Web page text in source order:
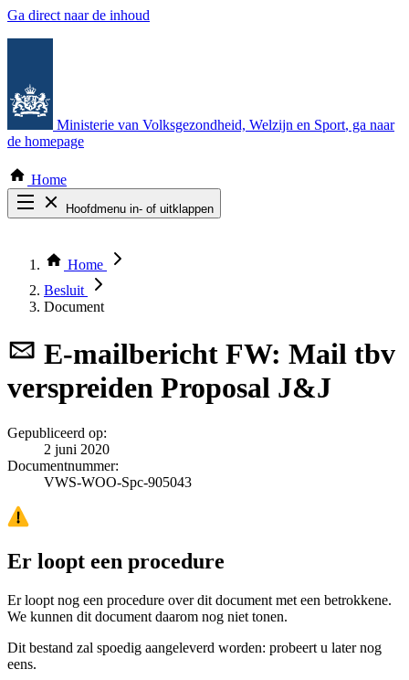
Ga direct naar de inhoud
Ministerie van Volksgezondheid, Welzijn en Sport, ga naar
de homepage
Home
Hoofdmenu in- of uitklappen
Thema COVID-19
Bekijk per bestuursorgaan
Home
Besluit
Document
E-mailbericht FW: Mail tbv
verspreiden Proposal J&J
Gepubliceerd op:
2 juni 2020
Documentnummer:
VWS-WOO-Spc-905043
Er loopt een procedure
Er loopt nog een procedure over dit document met een betrokkene.
We kunnen dit document daarom nog niet tonen.
Dit bestand zal spoedig aangeleverd worden: probeert u later nog
eens.